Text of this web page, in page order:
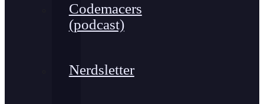
Codemacers
(podcast)
Nerdsletter